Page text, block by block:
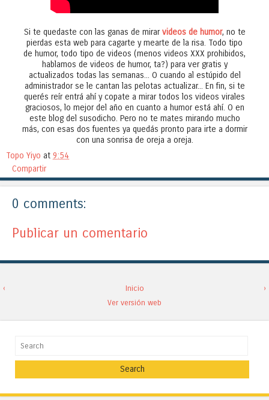
Si te quedaste con las ganas de mirarvideos de humor, no te
pierdas esta web para cagarte y mearte de la risa. Todo tipo
de humor, todo tipo de videos (menos videos XXX prohibidos,
hablamos de videos de humor, ta?) para ver gratis y
actualizados todas las semanas... O cuando al estúpido del
administrador se le cantan las pelotas actualizar... En fin, si te
querés reír entrá ahí y copate a mirar todos los videos virales
graciosos, lo mejor del año en cuanto a humor está ahí. O en
este blog del susodicho. Pero no te mates mirando mucho
más, con esas dos fuentes ya quedás pronto para irte a dormir
con una sonrisa de oreja a oreja.
Topo Yiyo at 9:54
Compartir
0 comments:
Publicar un comentario
‹ ›
Inicio
Ver versión web
Search